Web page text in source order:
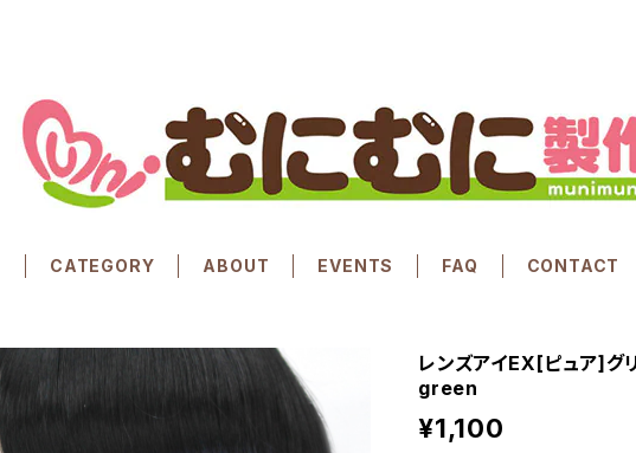
CATEGORY ABOUT EVENTS FAQ CONTACT
レンズアイEX[ピュア]
green
¥1,100